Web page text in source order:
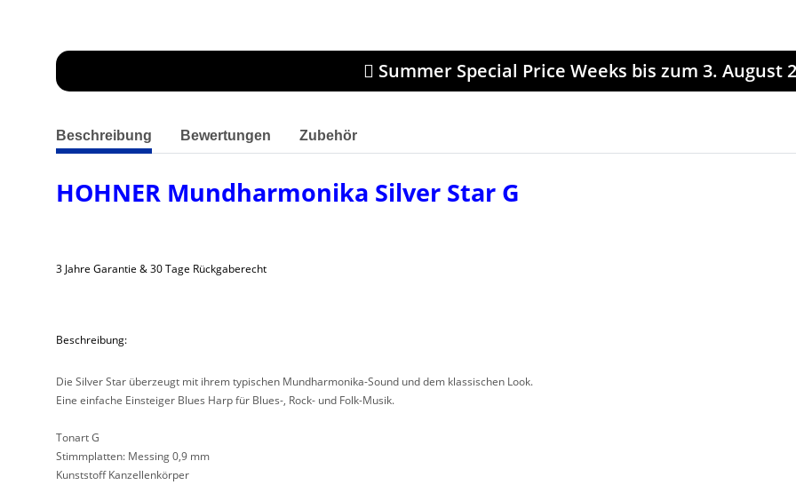
Summer Special Price Weeks bis zum 3. August
weitere Registerkarten anzeigen
Beschreibung Bewertungen Zubehör
HOHNER Mundharmonika Silver Star G
3 Jahre Garantie & 30 Tage Rückgaberecht
Beschreibung:
Die Silver Star überzeugt mit ihrem typischen Mundharmonika-Sound und dem klassischen Look.
Eine einfache Einsteiger Blues Harp für Blues-, Rock- und Folk-Musik.
Tonart G
Stimmplatten: Messing 0,9 mm
Kunststoff Kanzellenkörper